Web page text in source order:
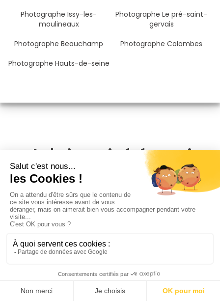
Photographe Issy-les-
moulineaux
Photographe Le pré-saint-
gervais
Photographe Beauchamp
Photographe Colombes
Photographe Hauts-de-seine
Il n'a jamais été aussi
simple de trouver un
photographe portrait à
Colombes
réseau de plus de 4 000 photographes. Vous pouvez
comparer toutes les offres disponibles autour de vous et
Notre conseil pour trouver le bon photographe sur